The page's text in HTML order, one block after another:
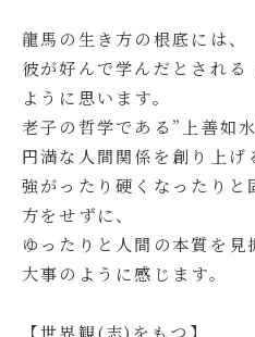
龍馬の生き方の根底には、
彼が好んで学んだとされる
ように思います。
老子の哲学である”上善如水
円満な人間関係を創り上げ
強がったり硬くなったり
方をせずに、
ゆったりと人間の本質を
大事のように感じます。
【世界観(志)をもつ】